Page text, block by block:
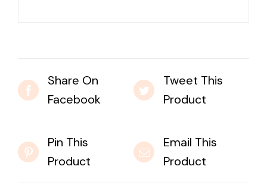
Share On
Facebook
Tweet This
Product
Pin This
Product
Email This
Product